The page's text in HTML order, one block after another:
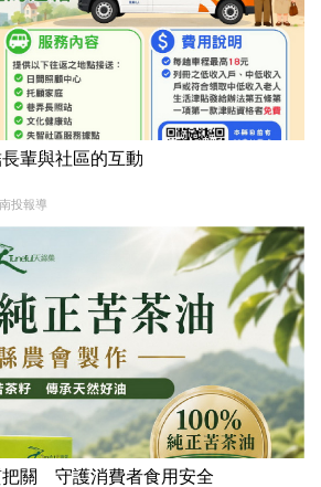
輩與社區的互動
投報導
把關 守護消費者食用安全